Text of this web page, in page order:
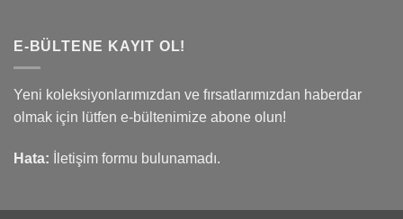
E-BÜLTENE KAYIT OL!
Yeni koleksiyonlarımızdan ve fırsatlarımızdan haberdar
olmak için lütfen e-bültenimize abone olun!
Hata: İletişim formu bulunamadı.